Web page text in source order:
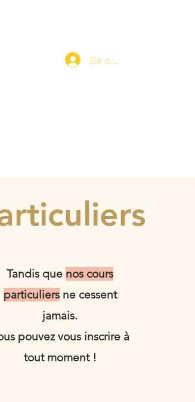
Se connecter
Tandis que nos cours
particuliersne cessent
jamais.
pouvez vous inscrire à
tout moment !